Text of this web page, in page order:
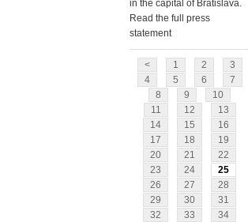
in the capital of Bratislava.
Read the full press
statement
< 1 2
3
4
5 6
7
8
9
10
11
12
13
14
15
16
17
18
19
20
21
22
23
24
25
26
27
28
29
30
31
32
33
34